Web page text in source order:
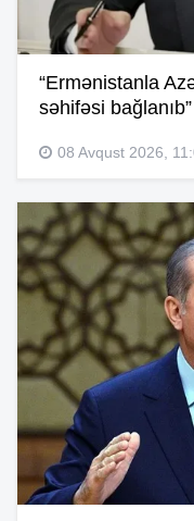
“Ermənistanla
səhifəsi bağlanıb”
08 Avqust 2026,